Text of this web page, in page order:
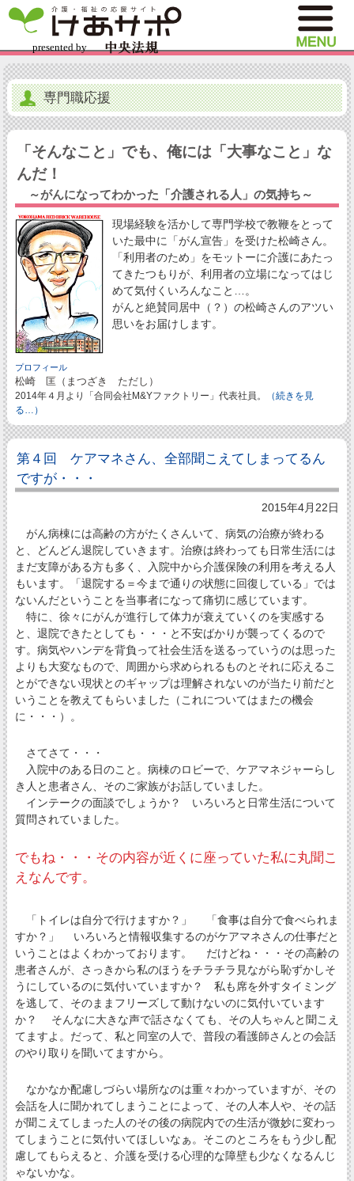
専門職応援
「そんなこと」でも、俺には「大事なこと」な
んだ！
～がんになってわかった「介護される人」の気持ち～
現場経験を活かして専門学校で教鞭をとって
いた最中に「がん宣告」を受けた松崎さん。
「利用者のため」をモットーに介護にあたっ
てきたつもりが、利用者の立場になってはじ
めて気付くいろんなこと…。
がんと絶賛同居中（？）の松崎さんのアツい
思いをお届けします。
プロフィール
松崎 匡（まつざき ただし）
2014年４月より「合同会社M&Yファクトリー」代表社員。
（続きを見
る…）
第４回 ケアマネさん、全部聞こえてしまってるん
ですが・・・
2015年4月22日
がん病棟には高齢の方がたくさんいて、病気の治療が終わる
と、どんどん退院していきます。治療は終わっても日常生活には
まだ支障がある方も多く、入院中から介護保険の利用を考える人
もいます。「退院する＝今まで通りの状態に回復している」では
ないんだということを当事者になって痛切に感じています。
特に、徐々にがんが進行して体力が衰えていくのを実感する
と、退院できたとしても・・・と不安ばかりが襲ってくるので
す。病気やハンデを背負って社会生活を送るっていうのは思った
よりも大変なもので、周囲から求められるものとそれに応えるこ
とができない現状とのギャップは理解されないのが当たり前だと
いうことを教えてもらいました（これについてはまたの機会
に・・・）。
さてさて・・・
入院中のある日のこと。病棟のロビーで、ケアマネジャーらし
き人と患者さん、そのご家族がお話していました。
インテークの面談でしょうか？ いろいろと日常生活について
質問されていました。
でもね・・・その内容が近くに座っていた私に丸聞こ
えなんです。
「トイレは自分で行けますか？」 「食事は自分で食べられま
すか？」 いろいろと情報収集するのがケアマネさんの仕事だと
いうことはよくわかっております。 だけどね・・・その高齢の
患者さんが、さっきから私のほうをチラチラ見ながら恥ずかしそ
うにしているのに気付いていますか？ 私も席を外すタイミング
を逃して、そのままフリーズして動けないのに気付いています
か？ そんなに大きな声で話さなくても、その人ちゃんと聞こえ
てますよ。だって、私と同室の人で、普段の看護師さんとの会話
のやり取りを聞いてますから。
なかなか配慮しづらい場所なのは重々わかっていますが、その
会話を人に聞かれてしまうことによって、その人本人や、その話
が聞こえてしまった人のその後の病院内での生活が微妙に変わっ
てしまうことに気付いてほしいなぁ。そこのところをもう少し配
慮してもらえると、介護を受ける心理的な障壁も少なくなるんじ
ゃないかな。